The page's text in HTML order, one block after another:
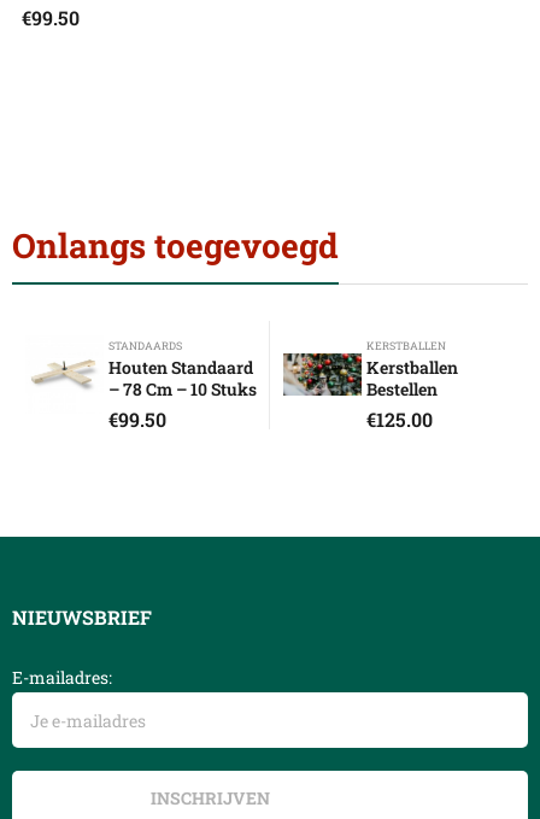
€99.50
Onlangs toegevoegd
STANDAARDS
Houten Standaard
– 78 Cm – 10 Stuks
€99.50
KERSTBALLEN
Kerstballen
Bestellen
€125.00
NIEUWSBRIEF
E-mailadres: